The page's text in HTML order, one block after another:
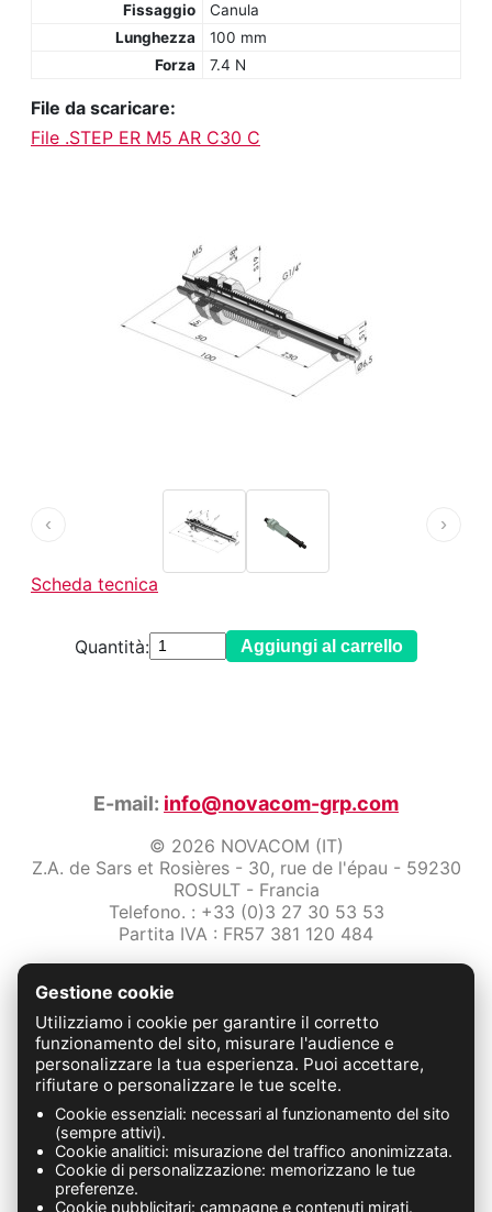
Fissaggio
Canula
Lunghezza
100 mm
Forza
7.4 N
File da scaricare:
File .STEP ER M5 AR C30 C
‹ ›
Scheda tecnica
Quantità: Aggiungi al carrello
E-mail: info@novacom-grp.com
© 2026 NOVACOM (IT)
Z.A. de Sars et Rosières - 30, rue de l'épau - 59230
ROSULT - Francia
Telefono. : +33 (0)3 27 30 53 53
Partita IVA : FR57 381 120 484
Protezione dei dati
Condizioni Generali di Vendita
Contattaci
FABRICATION FRANÇAISE
Gestione cookie
Utilizziamo i cookie per garantire il corretto
funzionamento del sito, misurare l'audience e
personalizzare la tua esperienza. Puoi accettare,
rifiutare o personalizzare le tue scelte.
Cookie essenziali: necessari al funzionamento del sito
(sempre attivi).
Cookie analitici: misurazione del traffico anonimizzata.
Cookie di personalizzazione: memorizzano le tue
preferenze.
Cookie pubblicitari: campagne e contenuti mirati.